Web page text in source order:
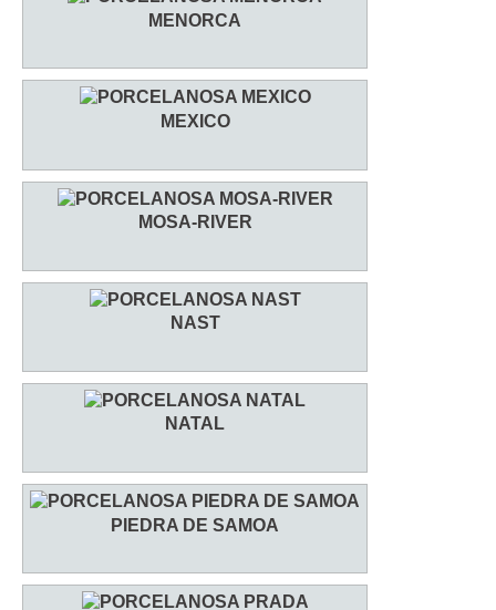
MENORCA
MEXICO
MOSA-RIVER
NAST
NATAL
PIEDRA DE SAMOA